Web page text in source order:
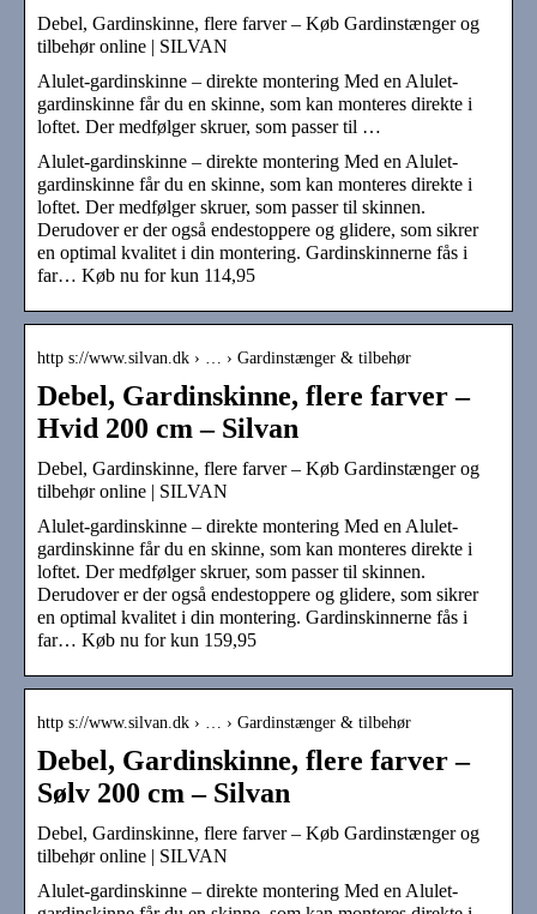
Debel, Gardinskinne, flere farver – Køb Gardinstænger og
tilbehør online | SILVAN
Alulet-gardinskinne – direkte montering Med en Alulet-
gardinskinne får du en skinne, som kan monteres direkte i
loftet. Der medfølger skruer, som passer til …
Alulet-gardinskinne – direkte montering Med en Alulet-
gardinskinne får du en skinne, som kan monteres direkte i
loftet. Der medfølger skruer, som passer til skinnen.
Derudover er der også endestoppere og glidere, som sikrer
en optimal kvalitet i din montering. Gardinskinnerne fås i
far… Køb nu for kun 114,95
http s://www.silvan.dk › … › Gardinstænger & tilbehør
Debel, Gardinskinne, flere farver –
Hvid 200 cm – Silvan
Debel, Gardinskinne, flere farver – Køb Gardinstænger og
tilbehør online | SILVAN
Alulet-gardinskinne – direkte montering Med en Alulet-
gardinskinne får du en skinne, som kan monteres direkte i
loftet. Der medfølger skruer, som passer til skinnen.
Derudover er der også endestoppere og glidere, som sikrer
en optimal kvalitet i din montering. Gardinskinnerne fås i
far… Køb nu for kun 159,95
http s://www.silvan.dk › … › Gardinstænger & tilbehør
Debel, Gardinskinne, flere farver –
Sølv 200 cm – Silvan
Debel, Gardinskinne, flere farver – Køb Gardinstænger og
tilbehør online | SILVAN
Alulet-gardinskinne – direkte montering Med en Alulet-